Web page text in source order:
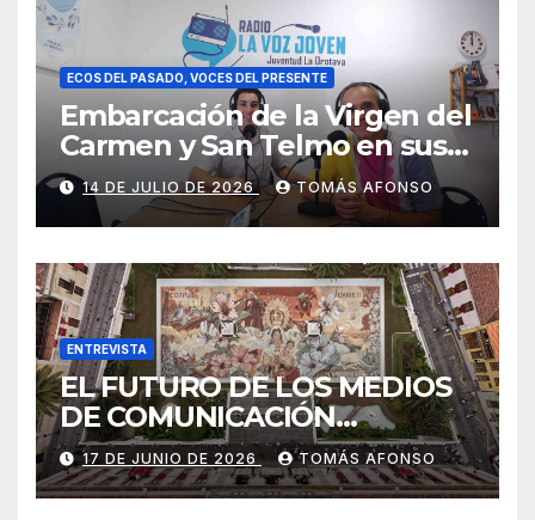
ECOS DEL PASADO, VOCES DEL PRESENTE
Embarcación de la Virgen del
Carmen y San Telmo en sus
falúas 2026
14 DE JULIO DE 2026 TOMÁS AFONSO
ENTREVISTA
EL FUTURO DE LOS MEDIOS
DE COMUNICACIÓN
PRESENTES EN LAS
ALFOMBRAS DE LA OCTAVA
DEL CORPUS CHRISTI 2026
17 DE JUNIO DE 2026 TOMÁS AFONSO